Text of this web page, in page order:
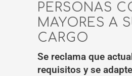
PERSONAS
MAYORES A
CARGO
Se reclama que
requisitos y se